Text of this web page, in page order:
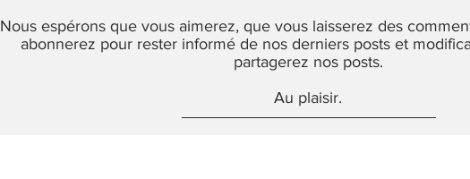
Nous espérons que vous aimerez, que vous laisserez des
abonnerez pour rester informé de nos derniers posts et
partagerez nos posts.
Au plaisir.